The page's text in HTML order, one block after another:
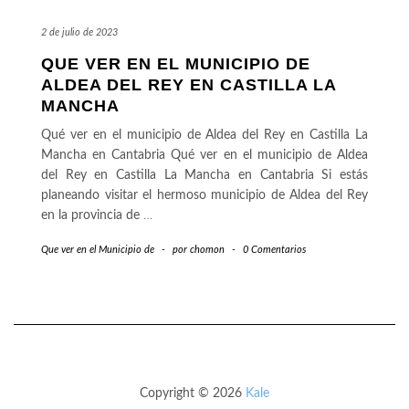
2 de julio de 2023
QUE VER EN EL MUNICIPIO DE
ALDEA DEL REY EN CASTILLA LA
MANCHA
Qué ver en el municipio de Aldea del Rey en Castilla La
Mancha en Cantabria Qué ver en el municipio de Aldea
del Rey en Castilla La Mancha en Cantabria Si estás
planeando visitar el hermoso municipio de Aldea del Rey
en la provincia de …
Que ver en el Municipio de - por chomon - 0 Comentarios
Copyright © 2026 Kale